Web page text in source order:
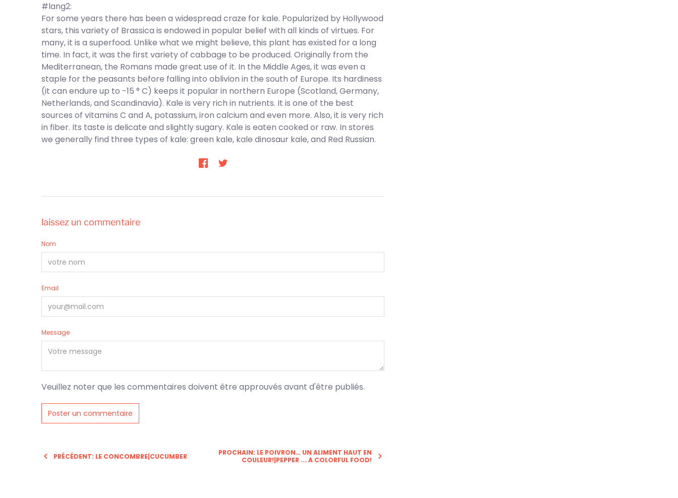
#lang2:
For some years there has been a widespread craze for kale. Popularized by Hollywood
stars, this variety of Brassica is endowed in popular belief with all kinds of virtues. For
many, it is a superfood. Unlike what we might believe, this plant has existed for a long
time. In fact, it was the first variety of cabbage to be produced. Originally from the
Mediterranean, the Romans made great use of it. In the Middle Ages, it was even a
staple for the peasants before falling into oblivion in the south of Europe. Its hardiness
(it can endure up to -15 ° C) keeps it popular in northern Europe (Scotland, Germany,
Netherlands, and Scandinavia). Kale is very rich in nutrients. It is one of the best
sources of vitamins C and A, potassium, iron calcium and even more. Also, it is very rich
in fiber. Its taste is delicate and slightly sugary. Kale is eaten cooked or raw. In stores
we generally find three types of kale: green kale, kale dinosaur kale, and Red Russian.
laissez un commentaire
Nom
Email
Message
Veuillez noter que les commentaires doivent être approuvés avant d'être publiés.
PRÉCÉDENT: LE CONCOMBRE|CUCUMBER
PROCHAIN: LE POIVRON… UN ALIMENT HAUT EN
COULEUR!|PEPPER ... A COLORFUL FOOD!